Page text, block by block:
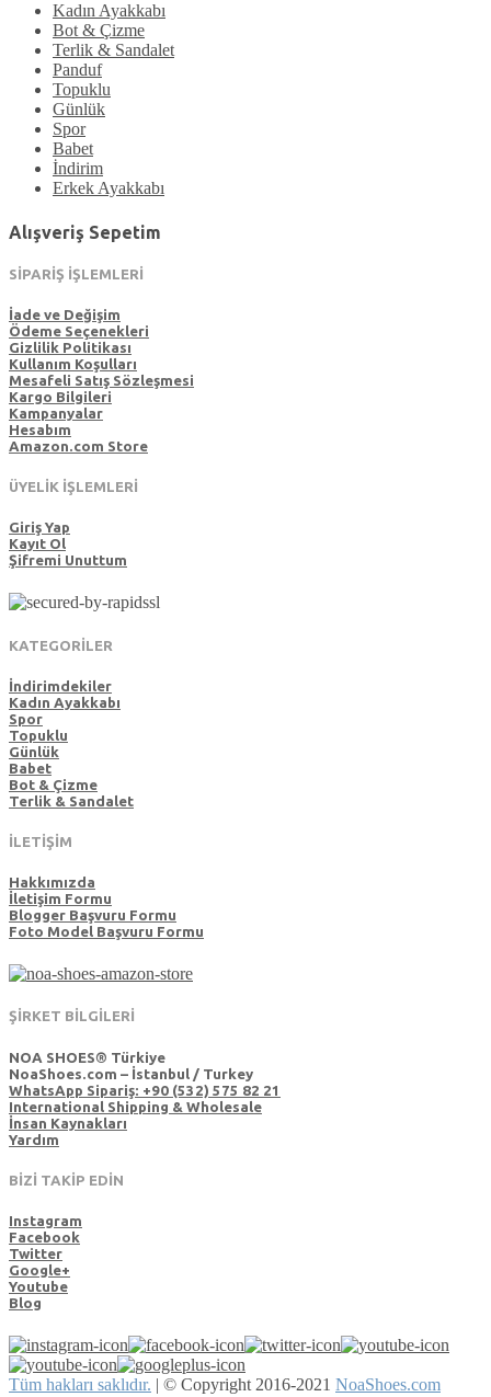
Kadın Ayakkabı
Bot & Çizme
Terlik & Sandalet
Panduf
Topuklu
Günlük
Spor
Babet
İndirim
Erkek Ayakkabı
Alışveriş Sepetim
SİPARİŞ İŞLEMLERİ
İade ve Değişim
Ödeme Seçenekleri
Gizlilik Politikası
Kullanım Koşulları
Mesafeli Satış Sözleşmesi
Kargo Bilgileri
Kampanyalar
Hesabım
Amazon.com Store
ÜYELİK İŞLEMLERİ
Giriş Yap
Kayıt Ol
Şifremi Unuttum
KATEGORİLER
İndirimdekiler
Kadın Ayakkabı
Spor
Topuklu
Günlük
Babet
Bot & Çizme
Terlik & Sandalet
İLETİŞİM
Hakkımızda
İletişim Formu
Blogger Başvuru Formu
Foto Model Başvuru Formu
ŞİRKET BİLGİLERİ
NOA SHOES® Türkiye
NoaShoes.com – İstanbul / Turkey
WhatsApp Sipariş: +90 (532) 575 82 21
International Shipping & Wholesale
İnsan Kaynakları
Yardım
BİZİ TAKİP EDİN
Instagram
Facebook
Twitter
Google+
Youtube
Blog
Tüm hakları saklıdır. | © Copyright 2016-2021 NoaShoes.com